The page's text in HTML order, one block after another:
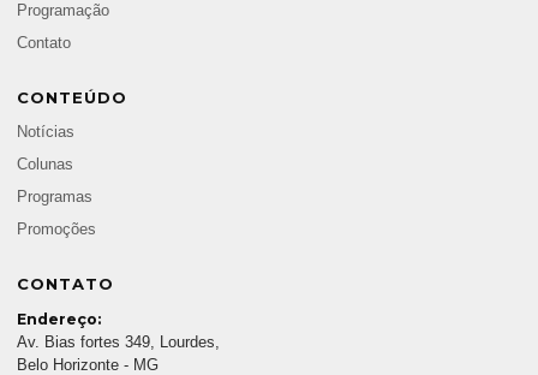
Programação
Contato
CONTEÚDO
Notícias
Colunas
Programas
Promoções
CONTATO
Endereço:
Av. Bias fortes 349, Lourdes,
Belo Horizonte - MG